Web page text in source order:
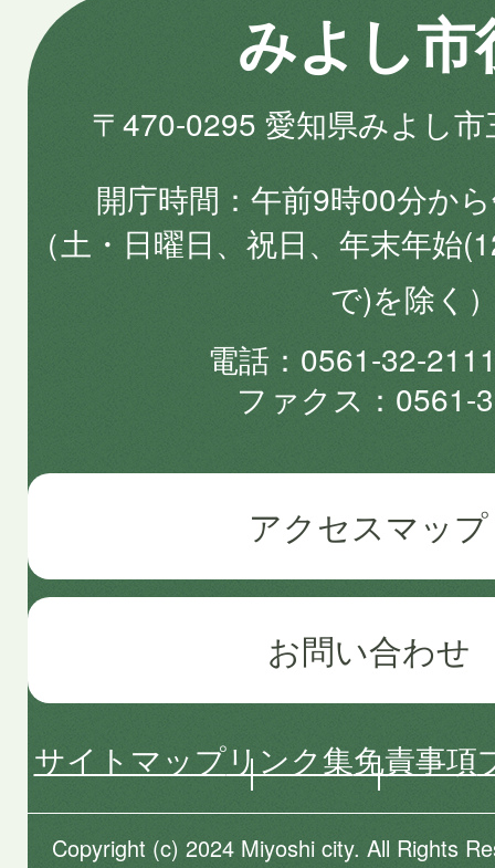
みよし市
〒470-0295 愛知県みよし
開庁時間
午前9時00分か
（土・日曜日、祝日、年末年始
で)を除く
電話
0561-32-
ファクス
0561-
アクセスマップ
お問い合わせ
サイトマップリンク集免責事項
Copyright (c) 2024 Miyoshi city. All Rights